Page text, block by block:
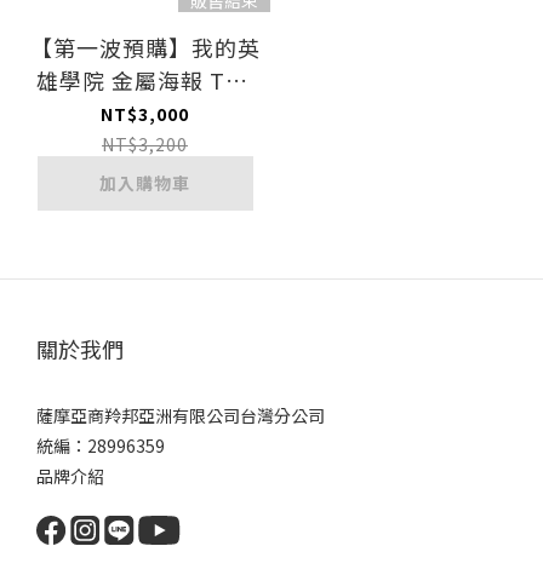
【第一波預購】我的英
雄學院 金屬海報 The
End of An Era, And－
The Beginning 爆豪
NT$3,000
NT$3,200
加入購物車
關於我們
薩摩亞商羚邦亞洲有限公司台灣分公司
統編：28996359
品牌介紹